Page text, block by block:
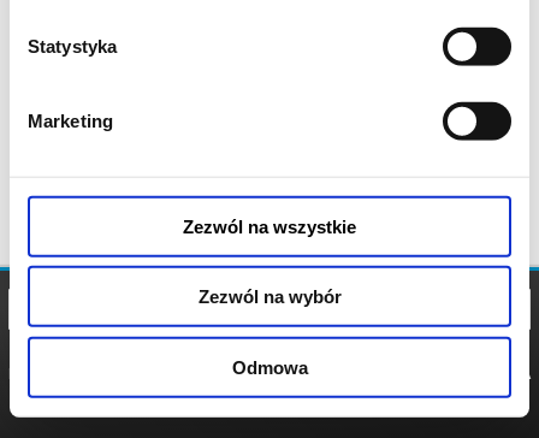
Statystyka
Marketing
Zezwól na wszystkie
Zezwól na wybór
Odmowa
POLITYKA
POLITYKA